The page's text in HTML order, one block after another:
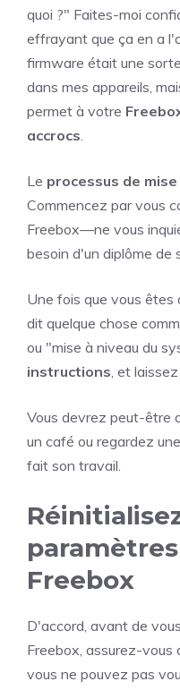
quoi ?" Faites-moi
effrayant que ça en a
firmware était une
dans mes appareils,
permet à votre
accrocs
Le processus de
Commencez par vous
Freebox—ne vous
besoin d'un diplôme de
Une fois que vous êtes
dit quelque chose
ou "mise à niveau du
instructions , et
Vous devrez peut-être
un café ou regardez
fait son travail.
Freebox
D'accord, avant de
Freebox, assurez-vous
vous ne pouvez pas